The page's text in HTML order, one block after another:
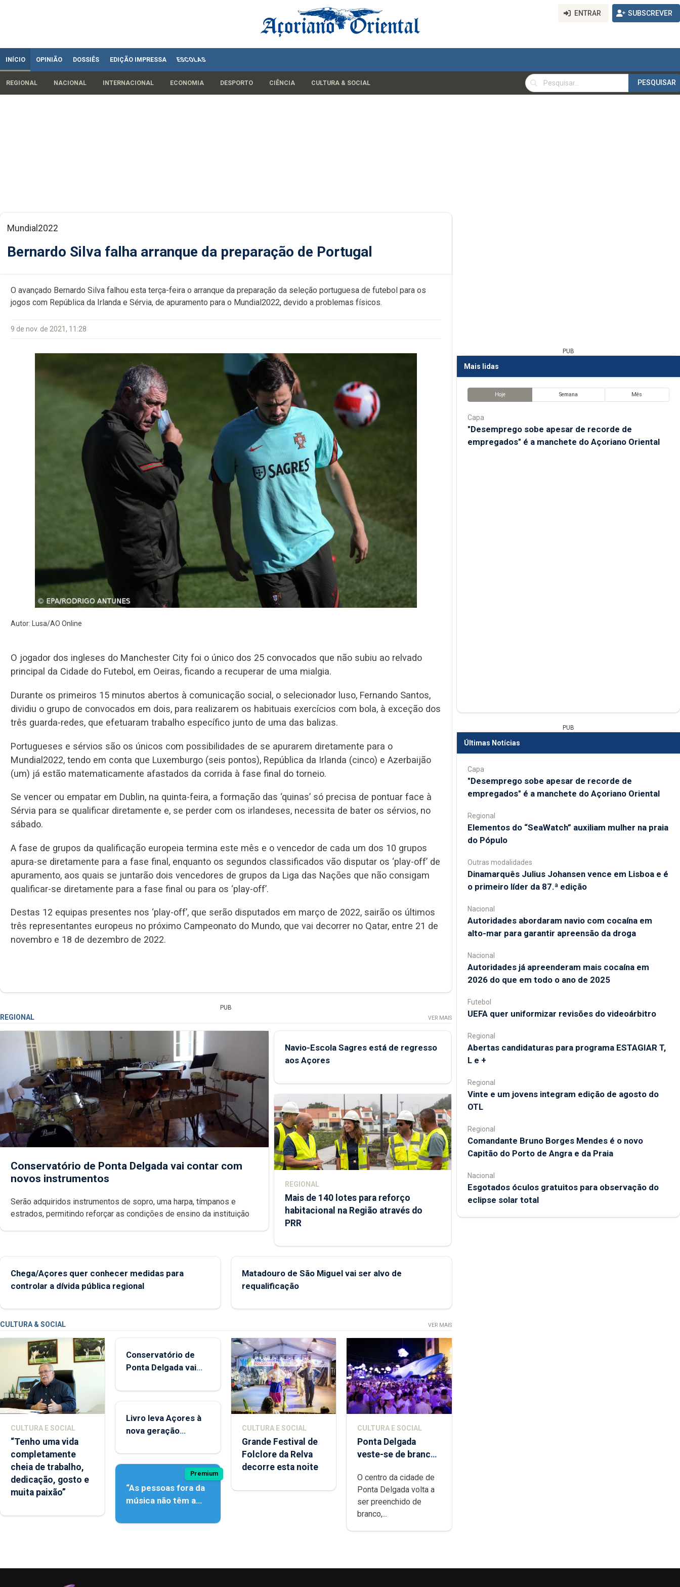
ENTRAR SUBSCREVER
INÍCIO OPINIÃO DOSSIÊS EDIÇÃO IMPRESSA ESCOLAS
REGIONAL NACIONAL INTERNACIONAL ECONOMIA DESPORTO CIÊNCIA CULTURA & SOCIAL
PESQUISAR
PESQUISAR
Mundial2022
Bernardo Silva falha arranque da preparação de Portugal
O avançado Bernardo Silva falhou esta terça-feira o arranque da preparação da seleção portuguesa de futebol para os
jogos com República da Irlanda e Sérvia, de apuramento para o Mundial2022, devido a problemas físicos.
9 de nov. de 2021, 11:28
Autor: Lusa/AO Online
O jogador dos ingleses do Manchester City foi o único dos 25 convocados que não subiu ao relvado
principal da Cidade do Futebol, em Oeiras, ficando a recuperar de uma mialgia.
Durante os primeiros 15 minutos abertos à comunicação social, o selecionador luso, Fernando Santos,
dividiu o grupo de convocados em dois, para realizarem os habituais exercícios com bola, à exceção dos
três guarda-redes, que efetuaram trabalho específico junto de uma das balizas.
Portugueses e sérvios são os únicos com possibilidades de se apurarem diretamente para o
Mundial2022, tendo em conta que Luxemburgo (seis pontos), República da Irlanda (cinco) e Azerbaijão
(um) já estão matematicamente afastados da corrida à fase final do torneio.
Se vencer ou empatar em Dublin, na quinta-feira, a formação das ‘quinas’ só precisa de pontuar face à
Sérvia para se qualificar diretamente e, se perder com os irlandeses, necessita de bater os sérvios, no
sábado.
A fase de grupos da qualificação europeia termina este mês e o vencedor de cada um dos 10 grupos
apura-se diretamente para a fase final, enquanto os segundos classificados vão disputar os ‘play-off’ de
apuramento, aos quais se juntarão dois vencedores de grupos da Liga das Nações que não consigam
qualificar-se diretamente para a fase final ou para os ‘play-off’.
Destas 12 equipas presentes nos ‘play-off’, que serão disputados em março de 2022, sairão os últimos
três representantes europeus no próximo Campeonato do Mundo, que vai decorrer no Qatar, entre 21 de
novembro e 18 de dezembro de 2022.
PUB
REGIONAL VER MAIS
Conservatório de Ponta Delgada vai contar com
novos instrumentos
Serão adquiridos instrumentos de sopro, uma harpa, tímpanos e
estrados, permitindo reforçar as condições de ensino da instituição
Navio-Escola Sagres está de regresso
aos Açores
REGIONAL
Mais de 140 lotes para reforço
habitacional na Região através do
PRR
Chega/Açores quer conhecer medidas para
controlar a dívida pública regional
Matadouro de São Miguel vai ser alvo de
requalificação
CULTURA & SOCIAL VER MAIS
CULTURA E SOCIAL
“Tenho uma vida
completamente
cheia de trabalho,
dedicação, gosto e
muita paixão”
Conservatório de
Ponta Delgada vai
instrumentos
Livro leva Açores à
nova geração
Premium
“As pessoas fora da
música não têm a
é produzir uma
CULTURA E SOCIAL
Grande Festival de
Folclore da Relva
decorre esta noite
CULTURA E SOCIAL
Ponta Delgada
veste-se de branco
O centro da cidade de
Ponta Delgada volta a
ser preenchido de
branco,...
PUB
Mais lidas
Hoje Semana Mês
Capa
"Desemprego sobe apesar de recorde de
empregados" é a manchete do Açoriano Oriental
PUB
Últimas Notícias
Capa
"Desemprego sobe apesar de recorde de
empregados" é a manchete do Açoriano Oriental
Regional
​Elementos do “SeaWatch” auxiliam mulher na praia
do Pópulo
Outras modalidades
Dinamarquês Julius Johansen vence em Lisboa e é
o primeiro líder da 87.ª edição
Nacional
Autoridades abordaram navio com cocaína em
alto-mar para garantir apreensão da droga
Nacional
Autoridades já apreenderam mais cocaína em
2026 do que em todo o ano de 2025
Futebol
UEFA quer uniformizar revisões do videoárbitro
Regional
Abertas candidaturas para programa ESTAGIAR T,
L e +
Regional
Vinte e um jovens integram edição de agosto do
OTL
Regional
Comandante Bruno Borges Mendes é o novo
Capitão do Porto de Angra e da Praia
Nacional
Esgotados óculos gratuitos para observação do
eclipse solar total